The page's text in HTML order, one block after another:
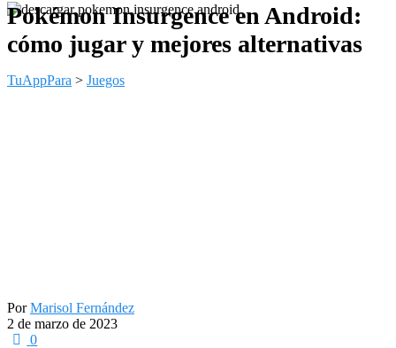
Pokémon Insurgence en Android:
cómo jugar y mejores alternativas
TuAppPara > Juegos
PorMarisol Fernández
2 de marzo de 2023
0